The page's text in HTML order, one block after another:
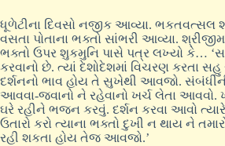
ધૂળેટીના દિવસો નજીક આવ્યા. ભકતવત્સલ
વસતા પોતાના ભક્તો સાંભરી આવ્યા.
ભક્તો ઉપર શુકમુનિ પાસે પત્ર લખ્યો કે…
કરવાનો છે. ત્યાં દેશોદેશમાં વિચરણ કરતા
દર્શનનો ભાવ હોય તે સુખેથી આવજો.
આવવા-જવાનો ને રહેવાનો ખર્ચ લેતા આવવો.
ઘરે રહીને ભજન કરવું. દર્શન કરવા આવો
ઉતારો કરો ત્યાના ભક્તો દુખી ન થાય ને
રહી શકતા હોય તેજ આવજો.’